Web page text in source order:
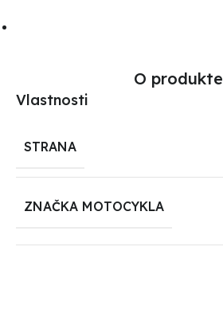
O produkte
Vlastnosti
STRANA
ZNAČKA MOTOCYKLA